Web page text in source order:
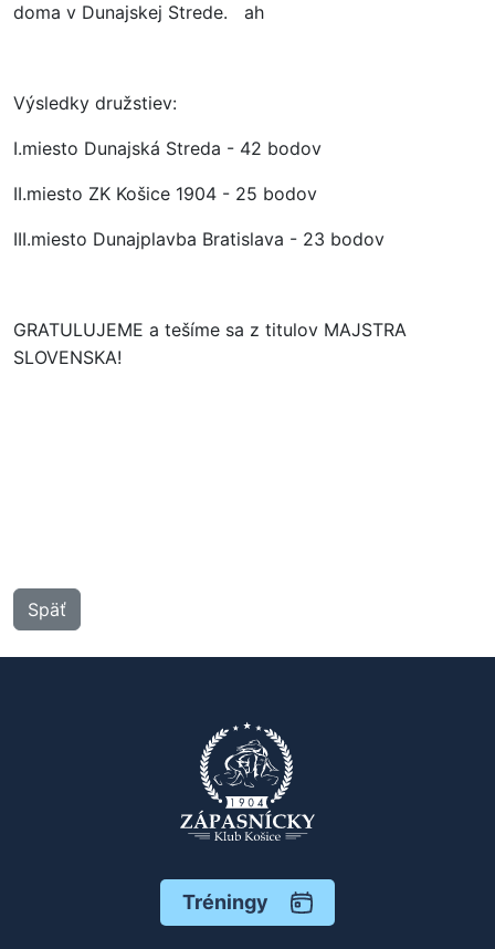
doma v Dunajskej Strede. ah
Výsledky družstiev:
I.miesto Dunajská Streda - 42 bodov
II.miesto ZK Košice 1904 - 25 bodov
III.miesto Dunajplavba Bratislava - 23 bodov
GRATULUJEME a tešíme sa z titulov MAJSTRA
SLOVENSKA!
Späť
Tréningy